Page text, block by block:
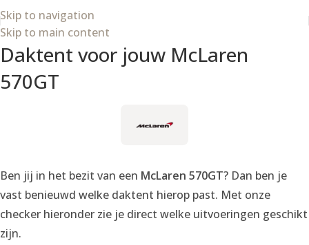
Skip to navigation
Skip to main content
Daktent voor jouw McLaren
570GT
Ben jij in het bezit van een McLaren 570GT? Dan ben je
vast benieuwd welke daktent hierop past. Met onze
checker hieronder zie je direct welke uitvoeringen geschikt
zijn.